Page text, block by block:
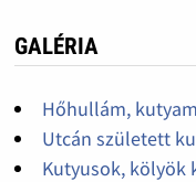
GALÉRIA
Hőhullám,
Utcán született
Kutyusok, kölyök